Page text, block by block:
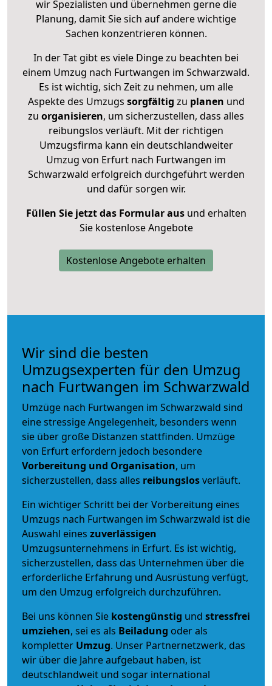
wir Spezialisten und übernehmen gerne die
Planung, damit Sie sich auf andere wichtige
Sachen konzentrieren können.
In der Tat gibt es viele Dinge zu beachten bei
einem Umzug nach Furtwangen im Schwarzwald.
Es ist wichtig, sich Zeit zu nehmen, um alle
Aspekte des Umzugs sorgfältig zu planen und
zu organisieren, um sicherzustellen, dass alles
reibungslos verläuft. Mit der richtigen
Umzugsfirma kann ein deutschlandweiter
Umzug von Erfurt nach Furtwangen im
Schwarzwald erfolgreich durchgeführt werden
und dafür sorgen wir.
Füllen Sie jetzt das Formular ausund erhalten
Sie kostenlose Angebote
Kostenlose Angebote erhalten
Wir sind die besten
Umzugsexperten für den Umzug
nach Furtwangen im Schwarzwald
Umzüge nach Furtwangen im Schwarzwald sind
eine stressige Angelegenheit, besonders wenn
sie über große Distanzen stattfinden. Umzüge
von Erfurt erfordern jedoch besondere
Vorbereitung und Organisation, um
sicherzustellen, dass alles reibungslosverläuft.
Ein wichtiger Schritt bei der Vorbereitung eines
Umzugs nach Furtwangen im Schwarzwald ist die
Auswahl eines zuverlässigen
Umzugsunternehmens in Erfurt. Es ist wichtig,
sicherzustellen, dass das Unternehmen über die
erforderliche Erfahrung und Ausrüstung verfügt,
um den Umzug erfolgreich durchzuführen.
Bei uns können Sie kostengünstig und stressfrei
umziehen, sei es als Beiladung oder als
kompletter Umzug. Unser Partnernetzwerk, das
wir über die Jahre aufgebaut haben, ist
deutschlandweit und sogar international